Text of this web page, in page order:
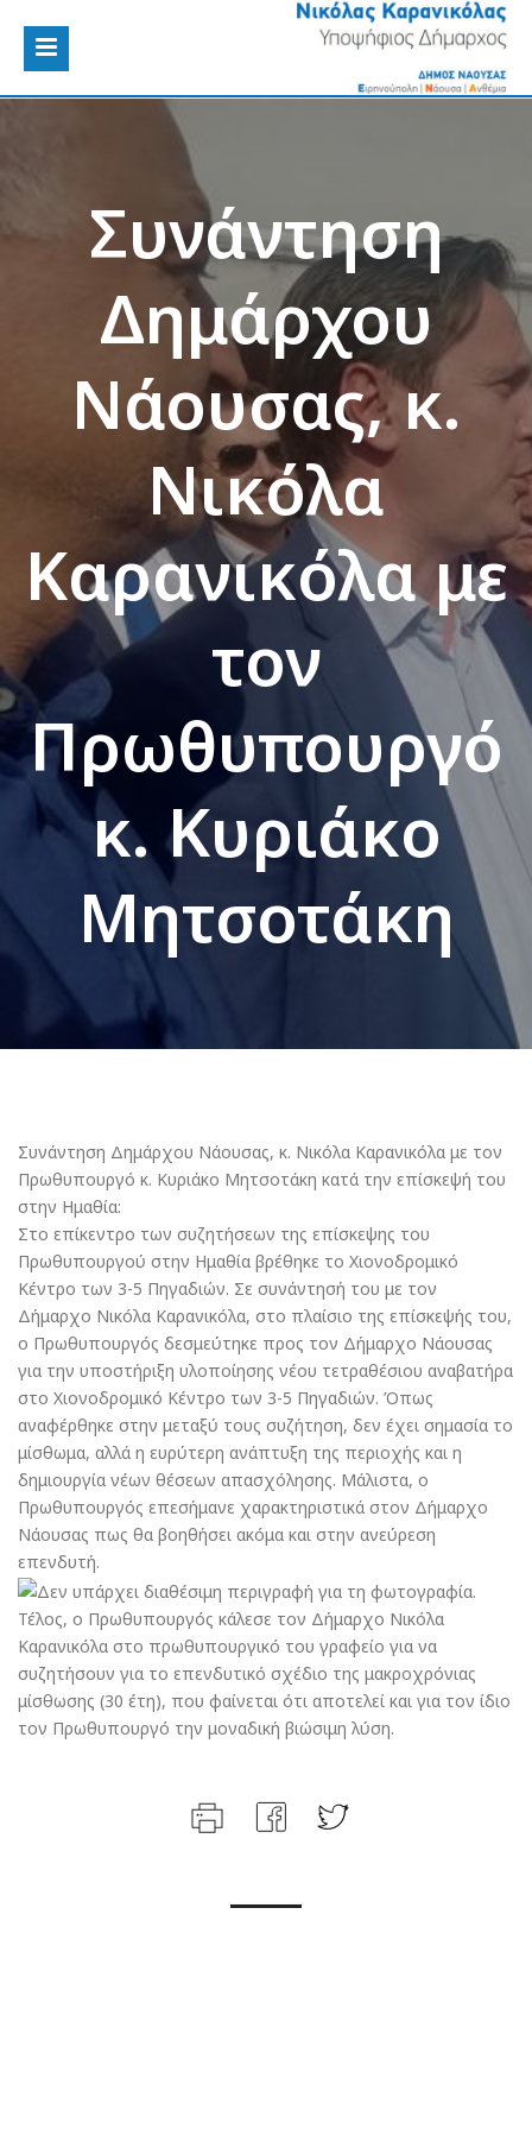
Συνάντηση
Δημάρχου
Νάουσας, κ.
Νικόλα
Καρανικόλα με
τον
Πρωθυπουργό
κ. Κυριάκο
Μητσοτάκη
Συνάντηση Δημάρχου Νάουσας, κ. Νικόλα Καρανικόλα με τον
Πρωθυπουργό κ. Κυριάκο Μητσοτάκη κατά την επίσκεψή του
στην Ημαθία:
Στο επίκεντρο των συζητήσεων της επίσκεψης του
Πρωθυπουργού στην Ημαθία βρέθηκε το Χιονοδρομικό
Κέντρο των 3-5 Πηγαδιών. Σε συνάντησή του με τον
Δήμαρχο Νικόλα Καρανικόλα, στο πλαίσιο της επίσκεψής του,
ο Πρωθυπουργός δεσμεύτηκε προς τον Δήμαρχο Νάουσας
για την υποστήριξη υλοποίησης νέου τετραθέσιου αναβατήρα
στο Χιονοδρομικό Κέντρο των 3-5 Πηγαδιών. Όπως
αναφέρθηκε στην μεταξύ τους συζήτηση, δεν έχει σημασία το
μίσθωμα, αλλά η ευρύτερη ανάπτυξη της περιοχής και η
δημιουργία νέων θέσεων απασχόλησης. Μάλιστα, ο
Πρωθυπουργός επεσήμανε χαρακτηριστικά στον Δήμαρχο
Νάουσας πως θα βοηθήσει ακόμα και στην ανεύρεση
επενδυτή.
Τέλος, ο Πρωθυπουργός κάλεσε τον Δήμαρχο Νικόλα
Καρανικόλα στο πρωθυπουργικό του γραφείο για να
συζητήσουν για το επενδυτικό σχέδιο της μακροχρόνιας
μίσθωσης (30 έτη), που φαίνεται ότι αποτελεί και για τον ίδιο
τον Πρωθυπουργό την μοναδική βιώσιμη λύση.